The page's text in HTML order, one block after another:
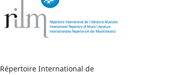
Répertoire International de